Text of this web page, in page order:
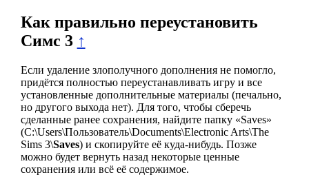
Как правильно переустановить
Симс 3 ↑
Если удаление злополучного дополнения не помогло,
придётся полностью переустанавливать игру и все
установленные дополнительные материалы (печально,
но другого выхода нет). Для того, чтобы сберечь
сделанные ранее сохранения, найдите папку «Saves»
(C:\Users\Пользователь\Documents\Electronic Arts\The
Sims 3\Saves) и скопируйте её куда-нибудь. Позже
можно будет вернуть назад некоторые ценные
сохранения или всё её содержимое.